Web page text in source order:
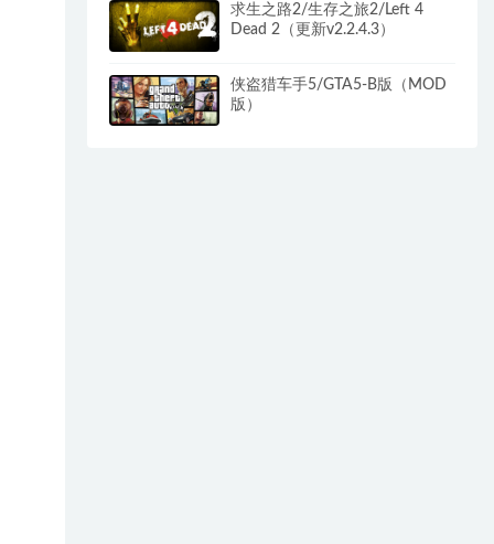
求生之路2/生存之旅2/Left 4
Dead 2（更新v2.2.4.3）
侠盗猎车手5/GTA5-B版（MOD
版）